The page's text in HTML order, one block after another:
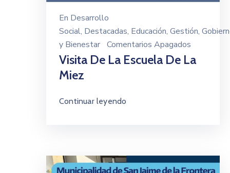
En Desarrollo
Social‚ Destacadas‚ Educación‚ Gestión‚
y Bienestar Comentarios Apagados
Visita De La Escuela De La
Miez
Continuar leyendo